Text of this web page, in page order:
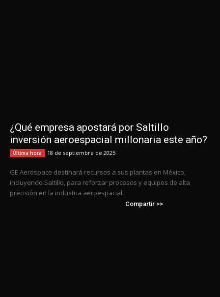
¿Qué empresa apostará por Saltillo
inversión aeroespacial millonaria este año?
Última hora 18 de septiembre de 2025
GE Aerospace destinará recursos a sus plantas en México,
incluyendo Saltillo, para reforzar procesos y equipos de alta
precisión en la industria aeroespacial.
Compartir >>